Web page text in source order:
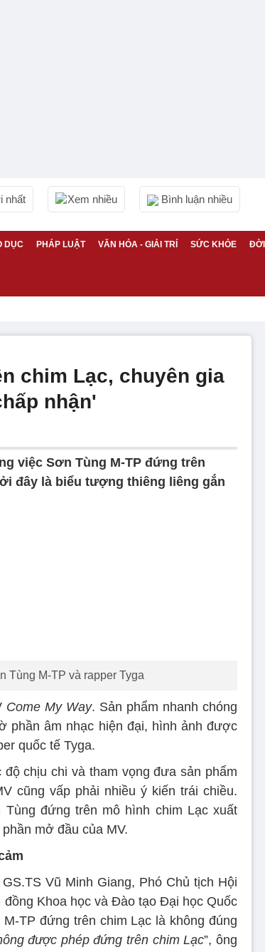
nhất Xem nhiều Bình luận nhiều
DỤC PHÁP LUẬT VĂN HÓA - GIẢI TRÍ SỨC KHỎE
chim Lạc, chuyên gia
nhận'
việc Sơn Tùng M-TP đứng trên
đây là biểu tượng thiêng liêng gắn
Tùng M-TP và rapper Tyga
Come My Way. Sản phẩm nhanh chóng
phần âm nhạc hiện đại, hình ảnh được
quốc tế Tyga.
chịu chi và tham vọng đưa sản phẩm
cũng vấp phải nhiều ý kiến trái chiều.
đứng trên mô hình chim Lạc xuất
mở đầu của MV.
Vũ Minh Giang, Phó Chủ tịch Hội
Khoa học và Đào tạo Đại học Quốc
TP đứng trên chim Lạc là không đúng
được phép đứng trên chim Lạc”, ông